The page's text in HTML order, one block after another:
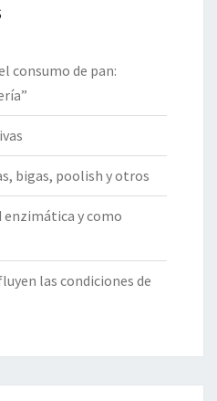
consumo de pan:
bigas, poolish y otros
enzimática y como
las condiciones de